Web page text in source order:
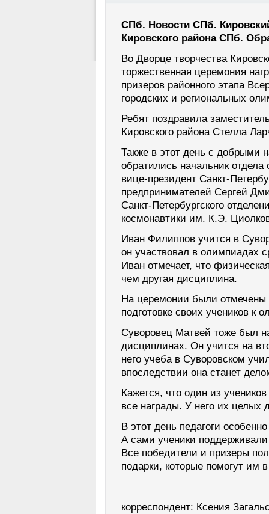
СПб. Новости СПб.
Кировского района СПб.
Во Дворце творчества
торжественная церемония
призеров районного этапа
городских и региональных
Ребят поздравила
Кировского района Стелла
Также в этот день с добрыми
обратились начальник
вице-президент
предпринимателей Сергей
Санкт‑Петербургского
космонавтики им. К.Э.
Иван Филиппов учится в
он участвовал в олимпиадах
Иван отмечает, что
чем другая дисциплина.
На церемонии были отмечены
подготовке своих учеников к
Суворовец Матвей тоже был
дисциплинах. Он учится на
него учеба в Суворовском
впоследствии она станет
Кажется, что один из
все награды. У него их целых
В этот день педагоги
А сами ученики
Все победители и призеры
подарки, которые помогут им
корреспондент: Ксения